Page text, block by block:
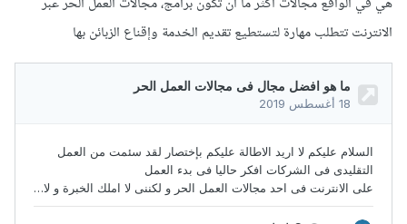
الانترنت تتطلب مهارة لتستطيع تقديم الخدمة وإقناع الزبائن بها